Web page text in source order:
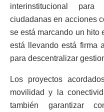
interinstitucional
ciudadanas en acciones
se está marcando un hito
está llevando está firma
para descentralizar
Los proyectos
movilidad y la
también garantizar